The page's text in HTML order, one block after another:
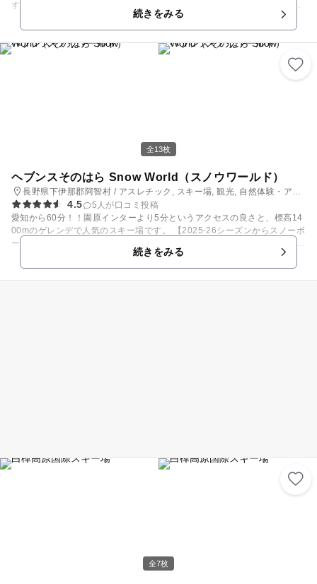
す。その他上島珈琲店や諏訪市で創業100年を越える地元のベーカリーシ
ョップ「太養パン店」もあるので軽食を取りたい方にもおすすめ。
続きをみる
全13枚
ヘブンスそのはら Snow World（スノウワールド）
長野県下伊那郡阿智村 / アスレチック, スキー場, 観光, 自然体験・アク
ティビティ 4.5
5人が口コミ投稿
愛知から60分！！園原インターより5分というアクセスの良さと、標高14
00mのゲレンデで人気のスキー場です。 【2025-26シーズンからスノーボ
ードレンタル開始】 いよいよスノーボード全面滑走可能です。スノーボー
ンもパワーアップして登場!!子どもたちも安心してゲレンデデビューでき
続きをみる
全7枚